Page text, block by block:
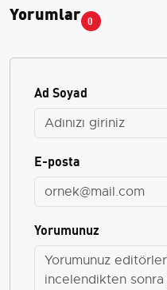
Yorumlar 0
Ad Soyad
E-posta
Yorumunuz